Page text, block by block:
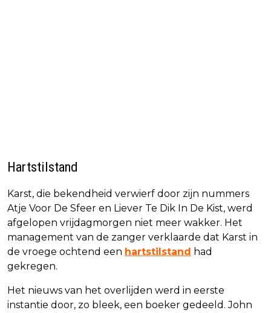
Hartstilstand
Karst, die bekendheid verwierf door zijn nummers
Atje Voor De Sfeer en Liever Te Dik In De Kist, werd
afgelopen vrijdagmorgen niet meer wakker. Het
management van de zanger verklaarde dat Karst in
de vroege ochtend een hartstilstand had
gekregen.
Het nieuws van het overlijden werd in eerste
instantie door, zo bleek, een boeker gedeeld. John